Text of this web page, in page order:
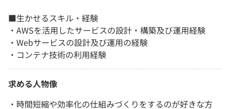
■生かせるスキル・経験
・AWSを活用したサービスの設計・構築及び運用経験
・Webサービスの設計及び運用の経験
・コンテナ技術の利用経験
求める人物像
・時間短縮や効率化の仕組みづくりをするのが好きな方